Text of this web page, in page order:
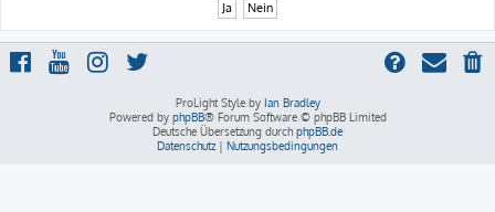
ProLight Style by Ian Bradley
Powered by phpBB® Forum Software © phpBB Limited
Deutsche Übersetzung durch phpBB.de
Datenschutz | Nutzungsbedingungen